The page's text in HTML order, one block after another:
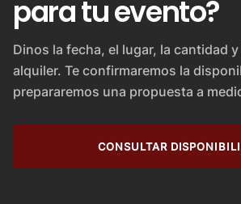
para tu evento?
Dinos la fecha, el lugar, la cantidad
alquiler. Te confirmaremos la
prepararemos una propuesta a
CONSULTAR